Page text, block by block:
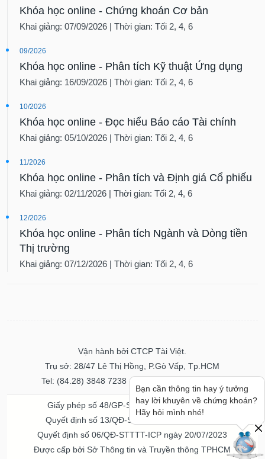
Khóa học online - Chứng khoán Cơ bản
Khai giảng: 07/09/2026 | Thời gian: Tối 2, 4, 6
09/2026
Khóa học online - Phân tích Kỹ thuật Ứng dụng
Khai giảng: 16/09/2026 | Thời gian: Tối 2, 4, 6
10/2026
Khóa học online - Đọc hiểu Báo cáo Tài chính
Khai giảng: 05/10/2026 | Thời gian: Tối 2, 4, 6
11/2026
Khóa học online - Phân tích và Định giá Cổ phiếu
Khai giảng: 02/11/2026 | Thời gian: Tối 2, 4, 6
12/2026
Khóa học online - Phân tích Ngành và Dòng tiền
Thị trường
Khai giảng: 07/12/2026 | Thời gian: Tối 2, 4, 6
Vận hành bởi CTCP Tài Việt.
Trụ sở: 28/47 Lê Thị Hồng, P.Gò Vấp, Tp.HCM
Tel: (84.28) 3848 7238 - Fax: (84.28) 3848 7237
Giấy phép số 48/GP-STTTT ngày 04/11/2016
Quyết định số 13/QĐ-STTTT ngày 02/11/2017
Quyết định số 06/QĐ-STTTT-ICP ngày 20/07/2023
Được cấp bởi Sở Thông tin và Truyền thông TPHCM